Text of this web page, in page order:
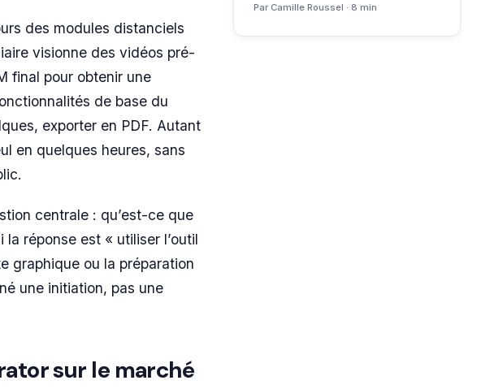
des modules distanciels
visionne des vidéos pré-
final pour obtenir une
de base du
exporter en PDF. Autant
en quelques heures, sans
centrale : qu’est-ce que
réponse est « utiliser l’outil
graphique ou la préparation
une initiation, pas une
sur le marché
Par Camille Roussel · 8 min